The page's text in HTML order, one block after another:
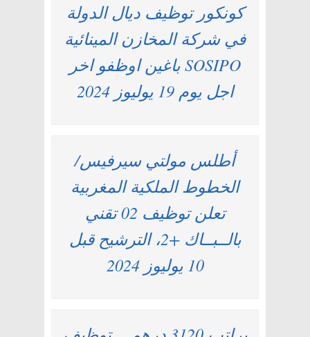
كونكور توظيف ديال الدولة
في شركة المخازن المينائية
SOSIPO باغين اوظفو اخر
اجل يوم 19 يوليوز 2024
أطلس مولتي سيرفيس/
الخطوط الملكية المغربية
تعلن توظيف 02 تقني
بالــبــاك +2، الترشيح قبل
10 يوليوز 2024